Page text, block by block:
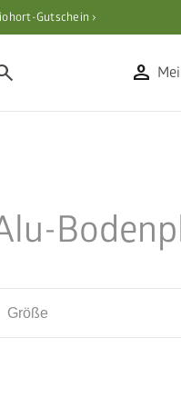
Gutschein ›
person
Größe